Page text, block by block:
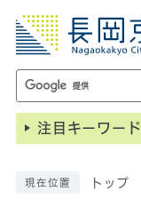
注目キーワード
現在位置 トップ